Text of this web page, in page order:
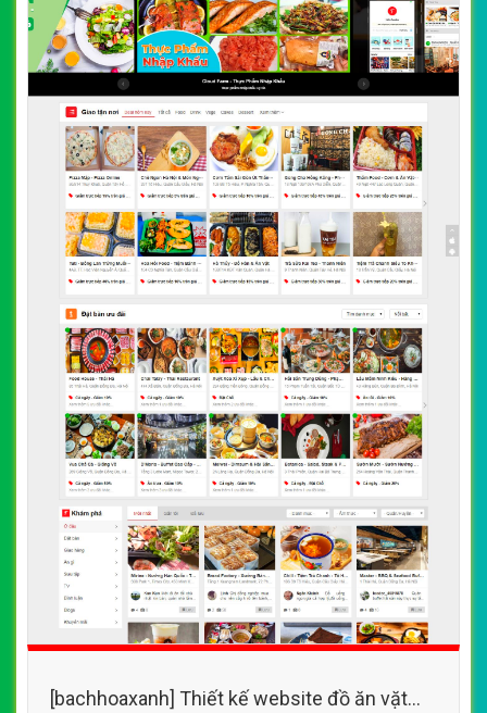
[bachhoaxanh] Thiết kế website đồ ăn vặt